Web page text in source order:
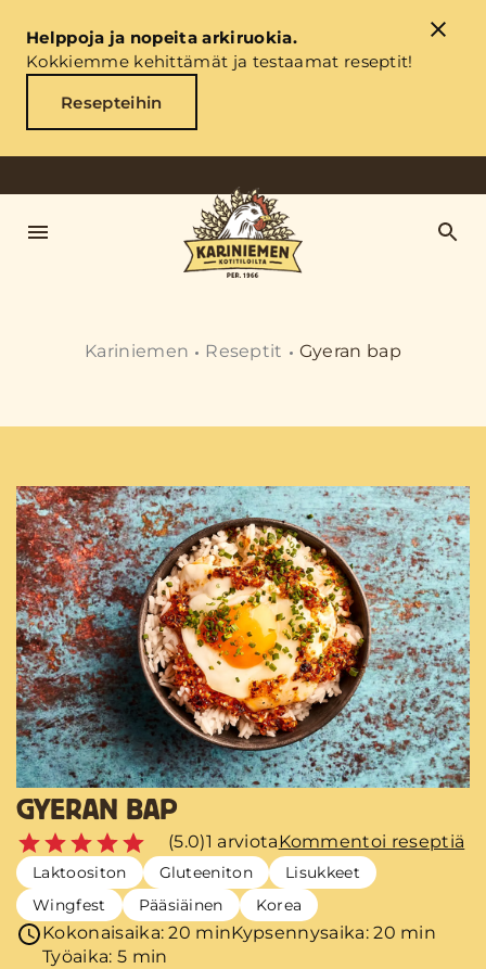
Helppoja ja nopeita arkiruokia.
Kokkiemme kehittämät ja testaamat reseptit!
Resepteihin
Kariniemen Reseptit Gyeran bap
GYERAN BAP
(5.0)1 arviotaKommentoi reseptiä
Laktoositon Gluteeniton
Lisukkeet
Wingfest
Pääsiäinen Korea
Kokonaisaika: 20 minKypsennysaika: 20 min
Työaika: 5 min